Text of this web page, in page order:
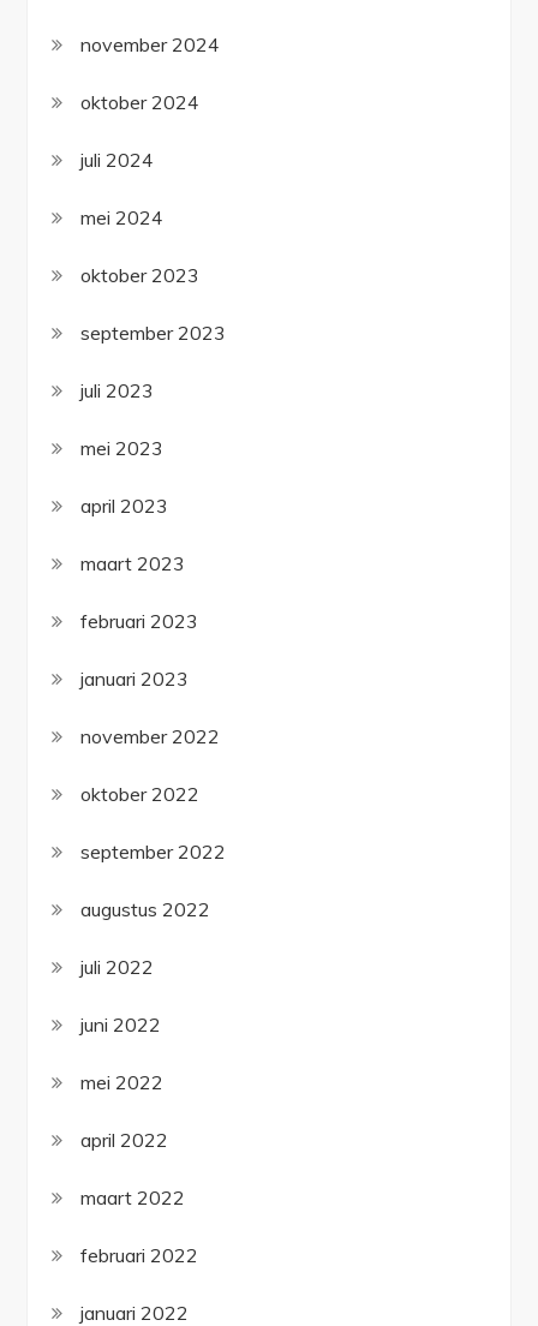
november 2024
oktober 2024
juli 2024
mei 2024
oktober 2023
september 2023
juli 2023
mei 2023
april 2023
maart 2023
februari 2023
januari 2023
november 2022
oktober 2022
september 2022
augustus 2022
juli 2022
juni 2022
mei 2022
april 2022
maart 2022
februari 2022
januari 2022